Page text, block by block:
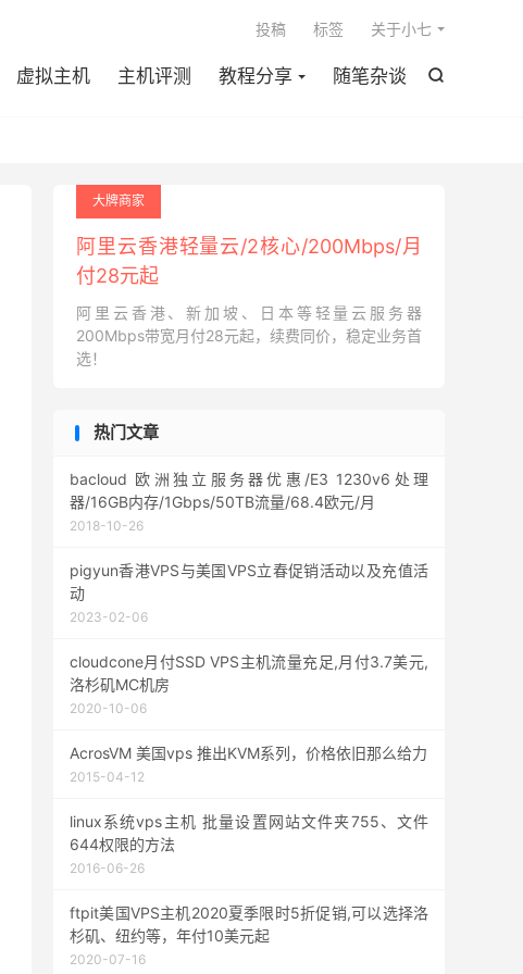

虚拟主机 主机评测 教程分享 随笔杂谈
投稿 标签 关于小七
大牌商家
阿里云香港轻量云/2核心/200Mbps/月
付28元起
阿里云香港、新加坡、日本等轻量云服务器
200Mbps带宽月付28元起，续费同价，稳定业务首
选！
热门文章
bacloud 欧洲独立服务器优惠/E3 1230v6处理
器/16GB内存/1Gbps/50TB流量/68.4欧元/月
2018-10-26
pigyun香港VPS与美国VPS立春促销活动以及充值活
动
2023-02-06
cloudcone月付SSD VPS主机流量充足,月付3.7美元,
洛杉矶MC机房
2020-10-06
AcrosVM 美国vps 推出KVM系列，价格依旧那么给力
2015-04-12
linux系统vps主机 批量设置网站文件夹755、文件
644权限的方法
2016-06-26
ftpit美国VPS主机2020夏季限时5折促销,可以选择洛
杉矶、纽约等，年付10美元起
2020-07-16